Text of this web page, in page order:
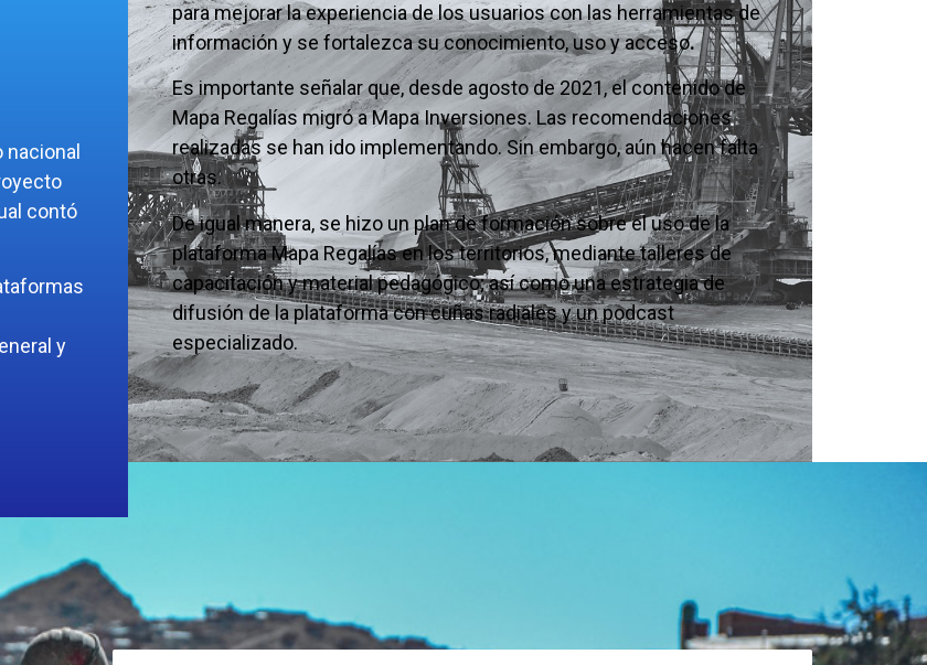
nacional
contó
y
para mejorar la experiencia de los usuarios con las herramientas de
información y se fortalezca su conocimiento, uso y acceso.
Es importante señalar que, desde agosto de 2021, el contenido de
Mapa Regalías migró a Mapa Inversiones. Las recomendaciones
realizadas se han ido implementando. Sin embargo, aún hacen falta
otras.
De igual manera, se hizo un plan de formación sobre el uso de la
plataforma Mapa Regalías en los territorios, mediante talleres de
capacitación y material pedagógico; así como una estrategia de
difusión de la plataforma con cuñas radiales y un podcast
especializado.